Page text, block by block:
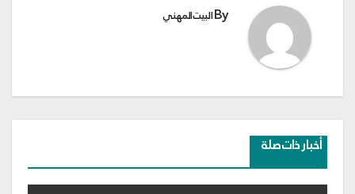
Byالبيت المهني
أخبار ذات صلة